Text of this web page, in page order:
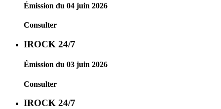
Émission du 04 juin 2026
Consulter
IROCK 24/7
Émission du 03 juin 2026
Consulter
IROCK 24/7